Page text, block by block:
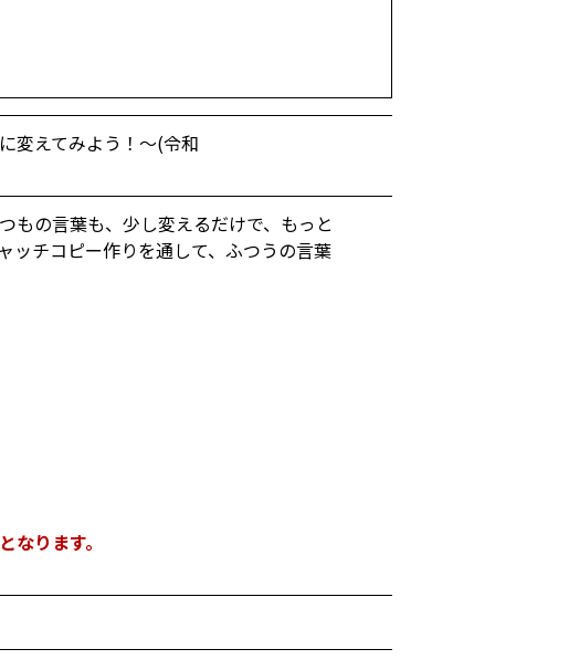
変えてみよう！～(令和
もの言葉も、少し変えるだけで、もっと
ッチコピー作りを通して、ふつうの言葉
ります。